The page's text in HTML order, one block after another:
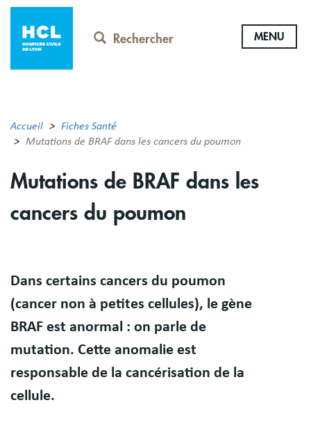
Aller
contenu
principal
Rechercher MENU
Accueil
Fiches Santé
Mutations de BRAF dans les cancers du poumon
Mutations de BRAF dans les
cancers du poumon
Résumé
Dans certains cancers du poumon
(cancer non à petites cellules), le gène
BRAF est anormal : on parle de
mutation. Cette anomalie est
responsable de la cancérisation de la
cellule.